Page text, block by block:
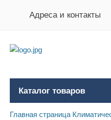
Адреса и контакты
Каталог товаров
Главная страница